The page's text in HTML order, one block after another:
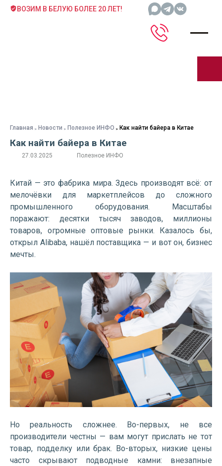
ВОЗИМ В БЕЛУЮ БОЛЕЕ 20 ЛЕТ!
Главная Новости Полезное ИНФО Как найти байера в Китае
Как найти байера в Китае
27.03.2025 Полезное ИНФО
Китай — это фабрика мира. Здесь производят всё: от
мелочёвки для маркетплейсов до сложного
промышленного оборудования. Масштабы
поражают: десятки тысяч заводов, миллионы
товаров, огромные оптовые рынки. Казалось бы,
открыл Alibaba, нашёл поставщика — и вот он, бизнес
мечты.
Но реальность сложнее. Во-первых, не все
производители честны — вам могут прислать не тот
товар, подделку или брак. Во-вторых, низкие цены
часто скрывают подводные камни: внезапные